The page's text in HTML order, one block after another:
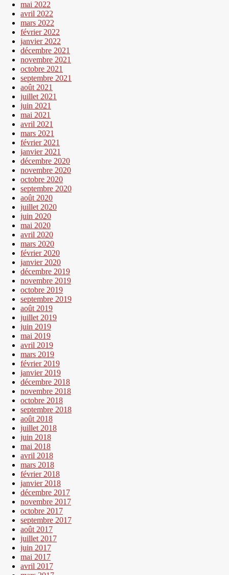
mai 2022
avril 2022
mars 2022
février 2022
janvier 2022
décembre 2021
novembre 2021
octobre 2021
septembre 2021
août 2021
juillet 2021
juin 2021
mai 2021
avril 2021
mars 2021
février 2021
janvier 2021
décembre 2020
novembre 2020
octobre 2020
septembre 2020
août 2020
juillet 2020
juin 2020
mai 2020
avril 2020
mars 2020
février 2020
janvier 2020
décembre 2019
novembre 2019
octobre 2019
septembre 2019
août 2019
juillet 2019
juin 2019
mai 2019
avril 2019
mars 2019
février 2019
janvier 2019
décembre 2018
novembre 2018
octobre 2018
septembre 2018
août 2018
juillet 2018
juin 2018
mai 2018
avril 2018
mars 2018
février 2018
janvier 2018
décembre 2017
novembre 2017
octobre 2017
septembre 2017
août 2017
juillet 2017
juin 2017
mai 2017
avril 2017